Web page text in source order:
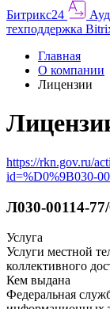
Битрикс24
техподдержка
Главная
О компании
Лицензии
https://rkn.gov.ru/
id=%D0%9B030-
Л030-00114-
Услуга
Услуги местной
коллективного
Кем выдана
Федеральная